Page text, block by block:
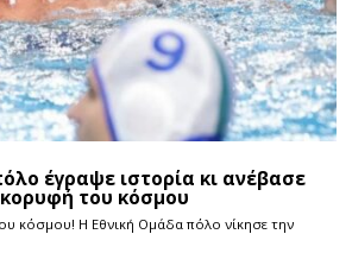
έγραψε ιστορία κι ανέβασε
του κόσμου
κόσμου! Η Εθνική Ομάδα πόλο νίκησε την